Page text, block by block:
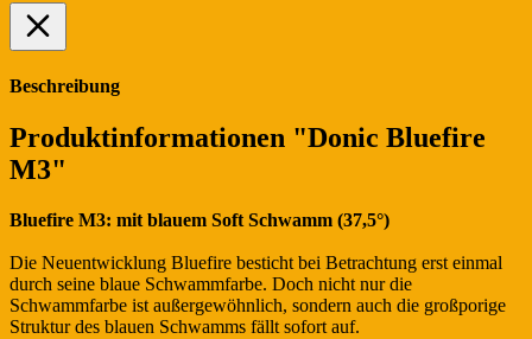
Beschreibung
Produktinformationen "Donic Bluefire
M3"
Bluefire M3: mit blauem Soft Schwamm (37,5°)
Die Neuentwicklung Bluefire besticht bei Betrachtung erst einmal
durch seine blaue Schwammfarbe. Doch nicht nur die
Schwammfarbe ist außergewöhnlich, sondern auch die großporige
Struktur des blauen Schwamms fällt sofort auf.